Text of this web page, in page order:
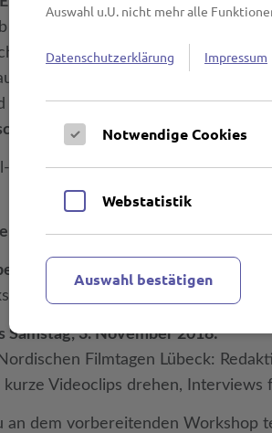
uns Deinen Namen, Dein Alter und
Wenn Du Ideen hast, was Du
willst, wen Du gerne
Gästen des Festivals stellen
uns Deine Bewerbung bis
Blogger finden in Kooperation mit
2018, 14:30 bis 20:30 Uhr:
Jugendkulturhaus „Röhre“,
Samstag, 3. November 2018:
Filmtagen Lübeck:
Videoclips drehen, Interviews
an dem vorbereitenden Workshop
Auswahl u.U. nicht mehr alle
Datenschutzerklärung Impressum
Notwendige Cookies
Webstatistik
Auswahl bestätigen